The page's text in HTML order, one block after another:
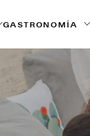
GASTRONOMÍA